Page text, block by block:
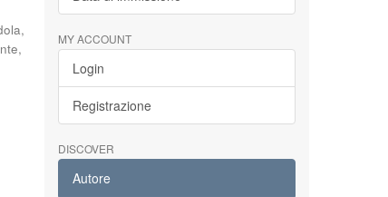
MY ACCOUNT
Login
Registrazione
DISCOVER
Autore